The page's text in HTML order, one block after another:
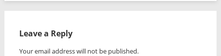
Leave a Reply
Your email address will not be published.